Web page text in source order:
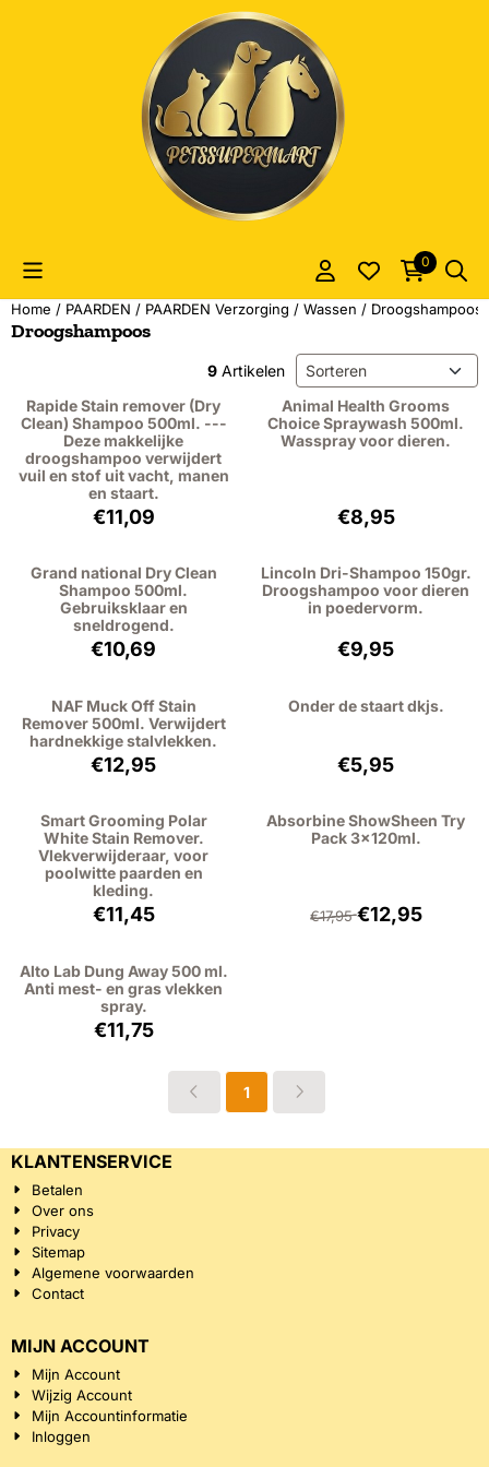
Cookievoorkeuren zijn momenteel gesloten.
0
Home / PAARDEN / PAARDEN Verzorging / Wassen / Droogshampoos
Droogshampoos
9 Artikelen Sorteermethode
Rapide Stain remover (Dry
Clean) Shampoo 500ml. ---
Deze makkelijke
droogshampoo verwijdert
vuil en stof uit vacht, manen
en staart.
Prijs: 11,09, exclusief btw: 9,17
€11,09
Animal Health Grooms
Choice Spraywash 500ml.
Wasspray voor dieren.
Prijs: 8,95,
€8,95
Grand national Dry Clean
Shampoo 500ml.
Gebruiksklaar en
sneldrogend.
Prijs: 10,69, exclusief btw: 8,83
€10,69
Lincoln Dri-Shampoo 150gr.
Droogshampoo voor dieren
in poedervorm.
Prijs: 9,95,
€9,95
NAF Muck Off Stain
Remover 500ml. Verwijdert
hardnekkige stalvlekken.
Prijs: 12,95, exclusief btw: 10,70
€12,95
Onder de staart dkjs.
Prijs: 5,95,
€5,95
Smart Grooming Polar
White Stain Remover.
Vlekverwijderaar, voor
poolwitte paarden en
kleding.
Prijs: 11,45, exclusief btw: 9,46
€11,45
Absorbine ShowSheen Try
Pack 3x120ml.
Van 17,95 voor
€17,95€12,95
Alto Lab Dung Away 500 ml.
Anti mest- en gras vlekken
spray.
Prijs: 11,75, exclusief btw: 9,71
€11,75
1
KLANTENSERVICE
Betalen
Over ons
Privacy
Sitemap
Algemene voorwaarden
Contact
MIJN ACCOUNT
Mijn Account
Wijzig Account
Mijn Accountinformatie
Inloggen